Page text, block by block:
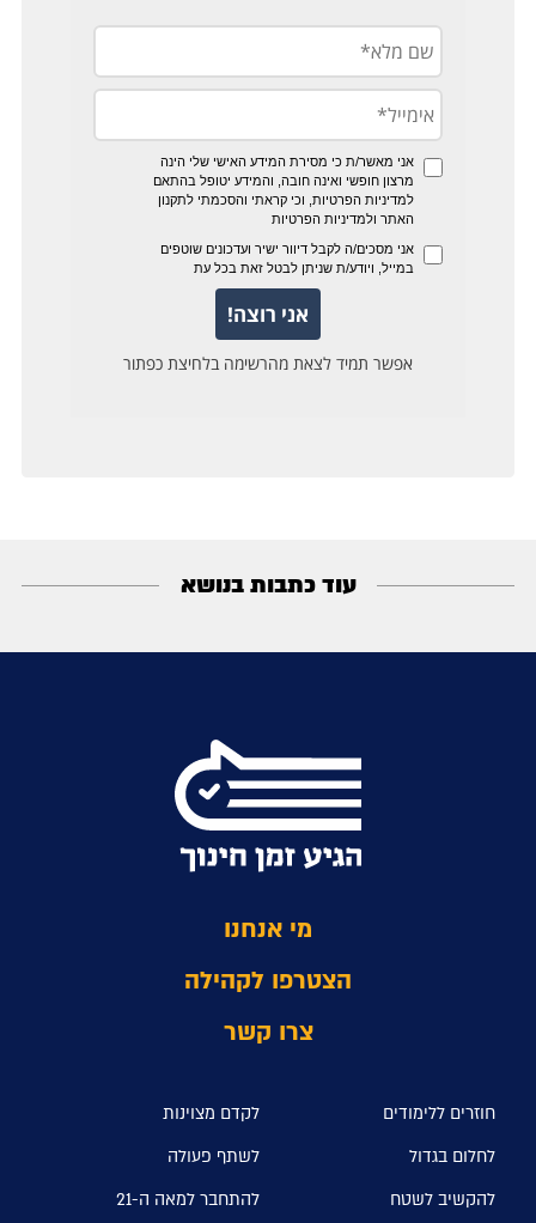
עוד כתבות בנושא
מי אנחנו
הצטרפו לקהילה
צרו קשר
חוזרים ללימודים
לקדם מצוינות
לחלום בגדול
לשתף פעולה
להקשיב לשטח
להתחבר למאה ה-21